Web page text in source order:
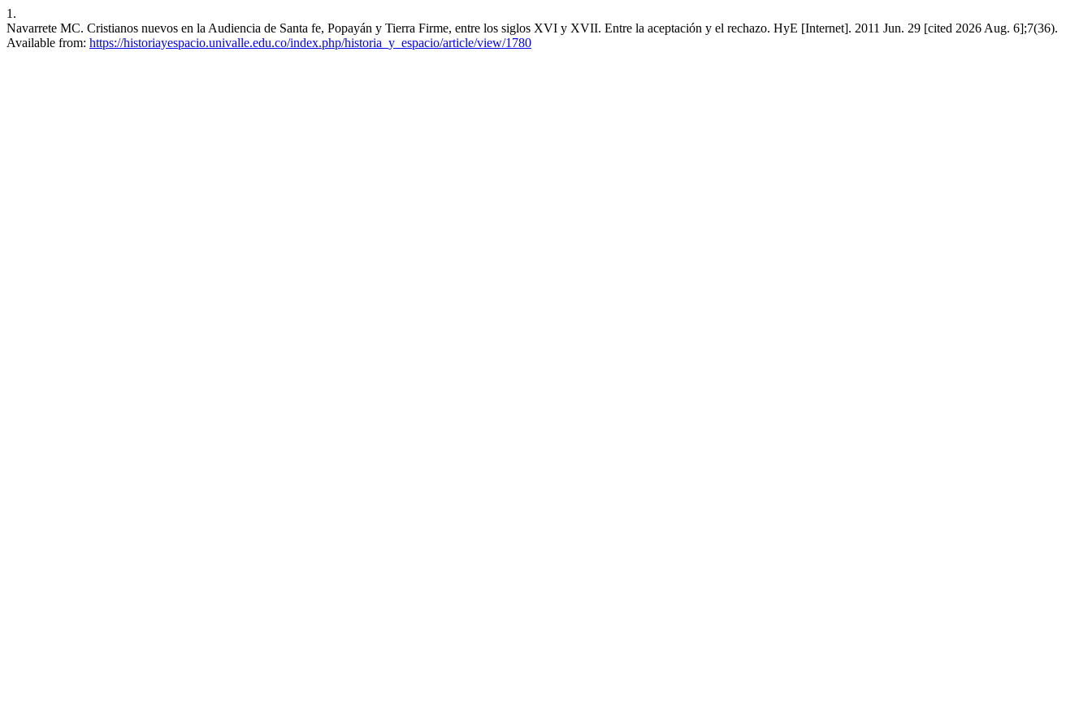
1.
Navarrete MC. Cristianos nuevos en la Audiencia de Santa fe, Popayán y Tierra Firme, entre los siglos XVI y XVII. Entre la aceptación y el rechazo. HyE [Internet]. 2011 Jun. 29 [cited 2026 Aug. 6];7(36).
Available from: https://historiayespacio.univalle.edu.co/index.php/historia_y_espacio/article/view/1780